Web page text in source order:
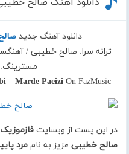
دانلود آهنگ صالح
دانلود آهنگ جدید
ترانه سرا: صالح خطیبی /
– Marde Paeizi On FazMusic
در این پست از وبسایتفازموزیک
صالح خطیبی عزیز به ناممرد